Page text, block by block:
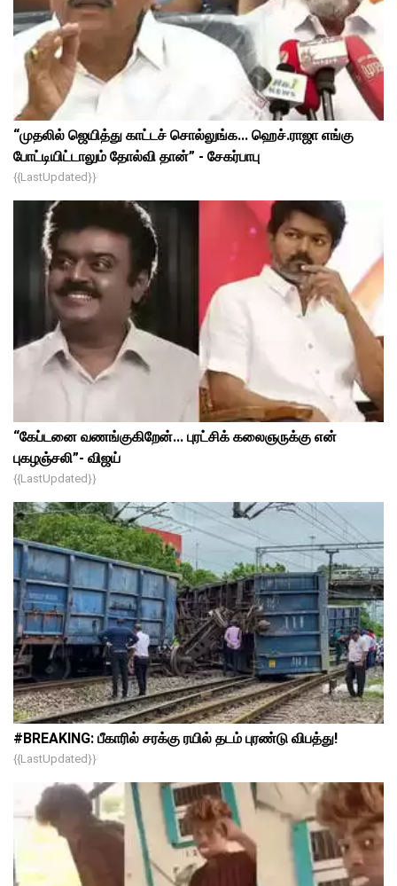
“முதலில் ஜெயித்து காட்டச் சொல்லுங்க... ஹெச்.ராஜா எங்கு
போட்டியிட்டாலும் தோல்வி தான்” - சேகர்பாபு
{{lastUpdated}}
“கேப்டனை வணங்குகிறேன்... புரட்சிக் கலைஞருக்கு என்
புகழஞ்சலி”- விஜய்
{{lastUpdated}}
#BREAKING: பீகாரில் சரக்கு ரயில் தடம் புரண்டு விபத்து!
{{lastUpdated}}